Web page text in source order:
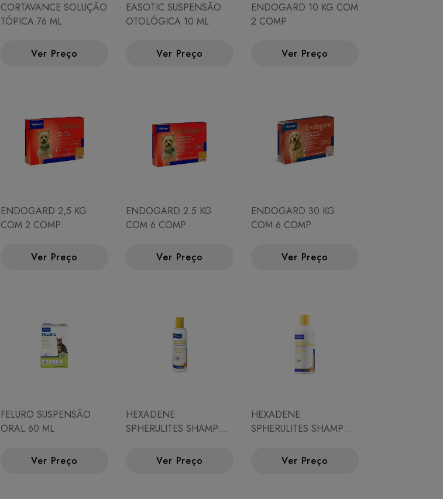
CORTAVANCE SOLUÇÃO
TÓPICA 76 ML
Ver Preço
EASOTIC SUSPENSÃO
OTOLÓGICA 10 ML
Ver Preço
ENDOGARD 10 KG COM
2 COMP
Ver Preço
ENDOGARD 2,5 KG
COM 2 COMP
Ver Preço
ENDOGARD 2.5 KG
COM 6 COMP
Ver Preço
ENDOGARD 30 KG
COM 6 COMP
Ver Preço
FELURO SUSPENSÃO
ORAL 60 ML
Ver Preço
HEXADENE
SPHERULITES SHAMPOO
Ver Preço
HEXADENE
SPHERULITES SHAMPOO
Ver Preço